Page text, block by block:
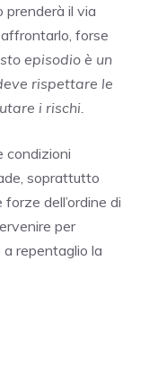
prenderà il via
forse
episodio è un
rispettare le
i rischi.
condizioni
soprattutto
dell’ordine di
per
repentaglio la